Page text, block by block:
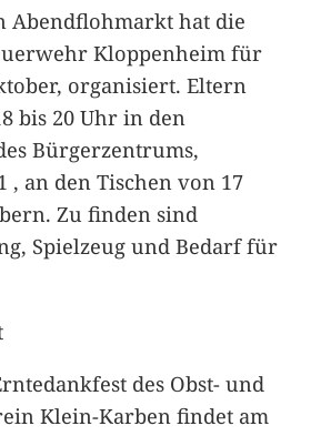
Abendflohmarkt hat die
Kloppenheim für
organisiert. Eltern
bis 20 Uhr in den
Bürgerzentrums,
, an den Tischen von 17
Zu finden sind
Spielzeug und Bedarf für
des Obst- und
Klein-Karben findet am